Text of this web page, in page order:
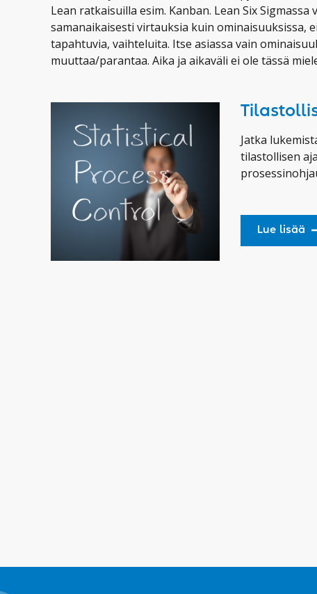
Lean ratkaisuilla esim. Kanban. Lean Six Sigmassa
samanaikaisesti virtauksia kuin ominaisuuksissa,
tapahtuvia, vaihteluita. Itse asiassa vain
muuttaa/parantaa. Aika ja aikaväli ei ole tässä
Jatka
tilastollisen
Lue lisää